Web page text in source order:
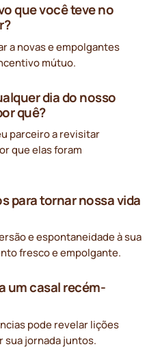
que você teve no
a novas e empolgantes
mútuo.
dia do nosso
quê?
parceiro a revisitar
que elas foram
para tornar nossa vida
e espontaneidade à sua
fresco e empolgante.
um casal recém-
pode revelar lições
sua jornada juntos.